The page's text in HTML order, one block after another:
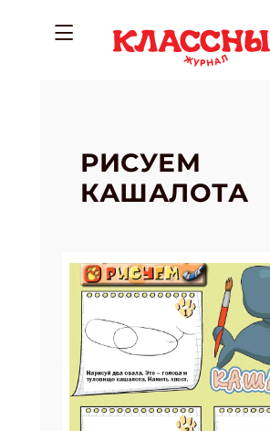
РИСУЕМ
КАШАЛОТА